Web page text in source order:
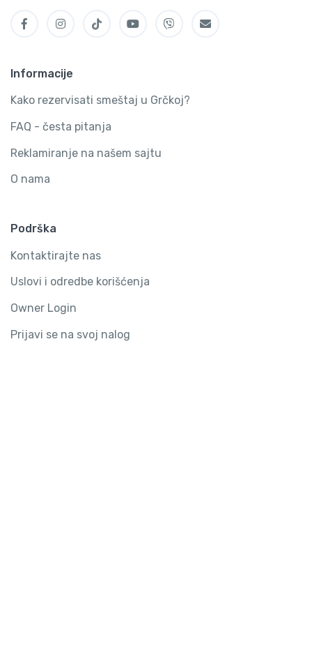
Informacije
Kako rezervisati smeštaj u Grčkoj?
FAQ - česta pitanja
Reklamiranje na našem sajtu
O nama
Podrška
Kontaktirajte nas
Uslovi i odredbe korišćenja
Owner Login
Prijavi se na svoj nalog